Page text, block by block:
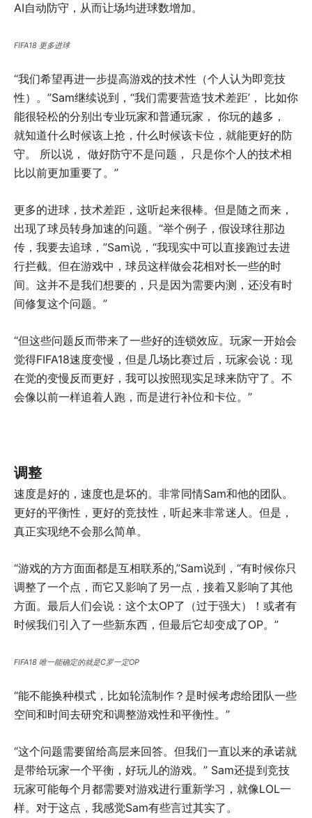
AI自动防守，从而让场均进球数增加。
FIFA18 更多进球
“我们希望再进一步提高游戏的技术性（个人认为即竞技
性）。”Sam继续说到，“我们需要营造‘技术差距’， 比如你
能很轻松的分别出专业玩家和普通玩家， 你玩的越多，
就知道什么时候该上抢，什么时候该卡位，就能更好的防
守。 所以说， 做好防守不是问题， 只是你个人的技术相
比以前更加重要了。”
更多的进球，技术差距，这听起来很棒。但是随之而来，
出现了球员转身加速的问题。“举个例子，假设球往那边
传，我要去追球，”Sam说，“我现实中可以直接跑过去进
行拦截。但在游戏中，球员这样做会花相对长一些的时
间。这并不是我们想要的，只是因为需要内测，还没有时
间修复这个问题。”
“但这些问题反而带来了一些好的连锁效应。玩家一开始会
觉得FIFA18速度变慢，但是几场比赛过后，玩家会说：现
在觉的变慢反而更好，我可以按照现实足球来防守了。不
会像以前一样追着人跑，而是进行补位和卡位。”
调整
速度是好的，速度也是坏的。非常同情Sam和他的团队。
更好的平衡性，更好的竞技性，听起来非常迷人。但是，
真正实现绝不会那么简单。
“游戏的方方面面都是互相联系的,”Sam说到，“有时候你只
调整了一个点，而它又影响了另一点，接着又影响了其他
方面。最后人们会说：这个太OP了（过于强大）！或者有
时候我们引入了一些新东西，但最后它却变成了OP。”
FIFA18 唯一能确定的就是C罗一定OP
“能不能换种模式，比如轮流制作？是时候考虑给团队一些
空间和时间去研究和调整游戏性和平衡性。”
“这个问题需要留给高层来回答。但我们一直以来的承诺就
是带给玩家一个平衡，好玩儿的游戏。” Sam还提到竞技
玩家可能每个月都需要对游戏进行重新学习，就像LOL一
样。对于这点，我感觉Sam有些言过其实了。